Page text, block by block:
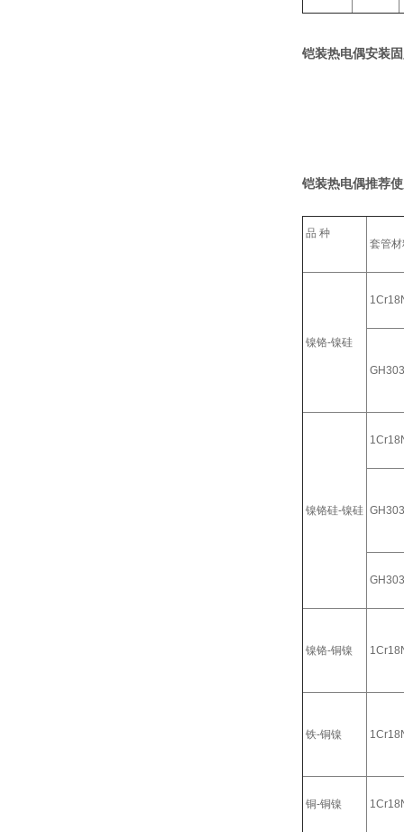
铠装热电偶安装
铠装热电偶推荐
品 种
套管材
镍铬-镍硅
镍铬硅-镍硅
镍铬-铜镍
铁-铜镍
铜-铜镍